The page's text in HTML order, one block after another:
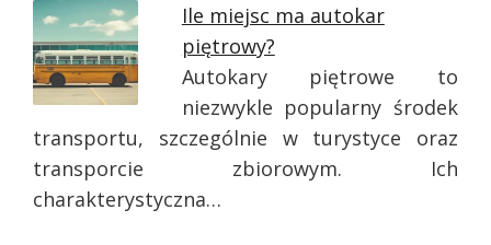
Ile miejsc ma autokar
piętrowy?
Autokary piętrowe to
niezwykle popularny środek
transportu, szczególnie w turystyce oraz
transporcie zbiorowym. Ich
charakterystyczna…